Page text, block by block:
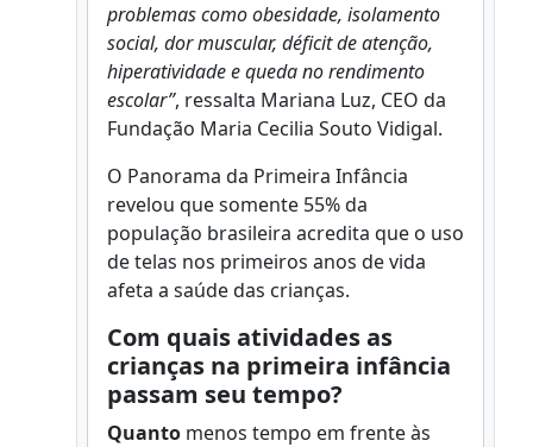
problemas como obesidade, isolamento
social, dor muscular, déficit de atenção,
hiperatividade e queda no rendimento
escolar”, ressalta Mariana Luz, CEO da
Fundação Maria Cecilia Souto Vidigal.
O Panorama da Primeira Infância
revelou que somente 55% da
população brasileira acredita que o uso
de telas nos primeiros anos de vida
afeta a saúde das crianças.
Com quais atividades as
crianças na primeira infância
passam seu tempo?
Quanto menos tempo em frente às